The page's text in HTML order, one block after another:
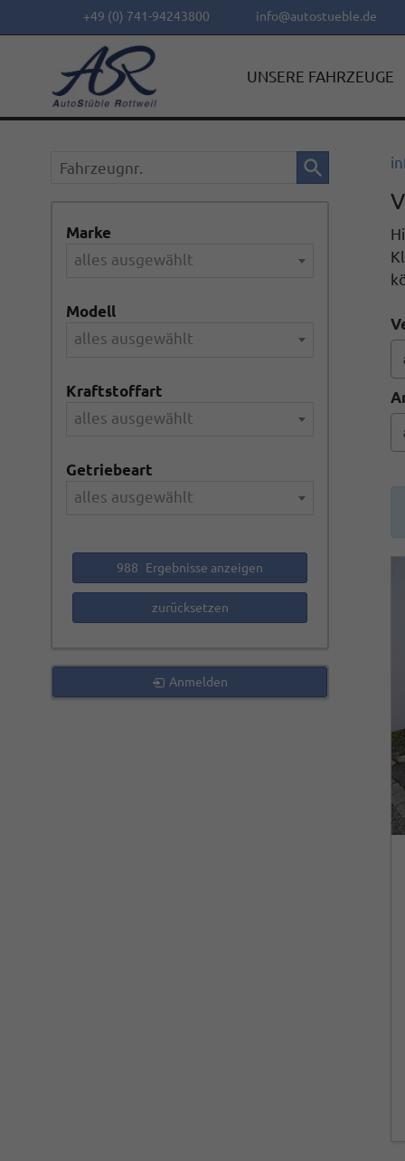
+49 (0) 741-94243800 info@autostueble.de
UNSERE FAHRZEUGE
Fahrzeugnr.
Marke
alles ausgewählt
Modell
alles ausgewählt
Kraftstoffart
alles ausgewählt
Getriebeart
alles ausgewählt
988 Ergebnisse anzeigen
zurücksetzen
Anmelden